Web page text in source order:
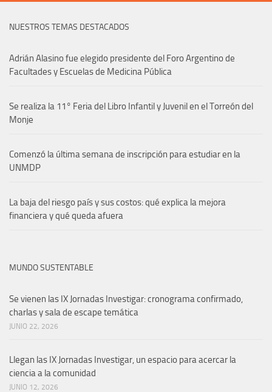
NUESTROS TEMAS DESTACADOS
Adrián Alasino fue elegido presidente del Foro Argentino de
Facultades y Escuelas de Medicina Pública
Se realiza la 11° Feria del Libro Infantil y Juvenil en el Torreón del
Monje
Comenzó la última semana de inscripción para estudiar en la
UNMDP
La baja del riesgo país y sus costos: qué explica la mejora
financiera y qué queda afuera
MUNDO SUSTENTABLE
Se vienen las IX Jornadas Investigar: cronograma confirmado,
charlas y sala de escape temática
JUNIO 22, 2026
Llegan las IX Jornadas Investigar, un espacio para acercar la
ciencia a la comunidad
JUNIO 12, 2026